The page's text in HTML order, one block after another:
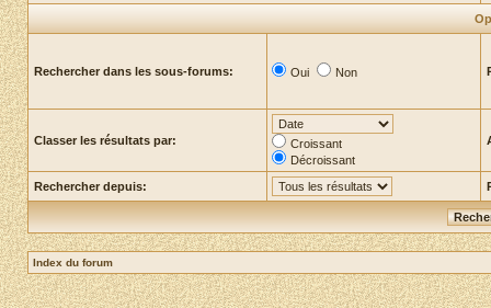
Rechercher dans les sous-forums: Oui Non
Classer les résultats par:
Croissant
Décroissant
Rechercher depuis:
Index du forum